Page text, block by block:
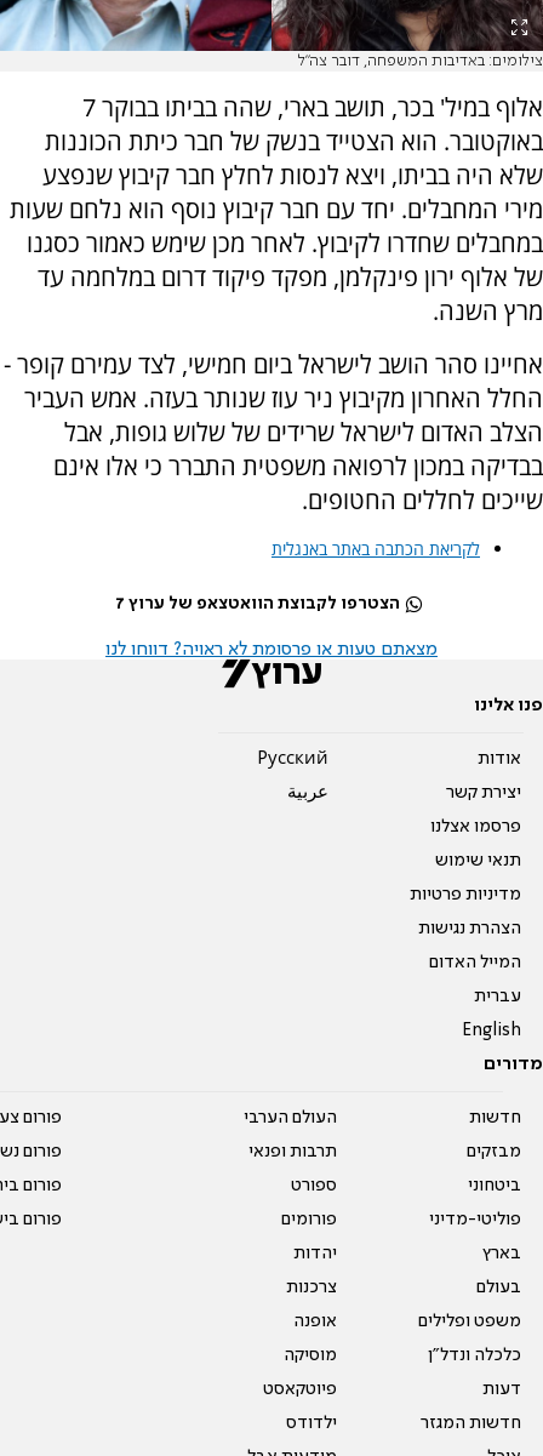
צילומים: באדיבות המשפחה, דובר צה"ל
אלוף במיל' בכר, תושב בארי, שהה בביתו בבוקר 7
באוקטובר. הוא הצטייד בנשק של חבר כיתת הכוננות
שלא היה בביתו, ויצא לנסות לחלץ חבר קיבוץ שנפצע
מירי המחבלים. יחד עם חבר קיבוץ נוסף הוא נלחם שעות
במחבלים שחדרו לקיבוץ. לאחר מכן שימש כאמור כסגנו
של אלוף ירון פינקלמן, מפקד פיקוד דרום במלחמה עד
מרץ השנה.
אחיינו סהר הושב לישראל ביום חמישי, לצד עמירם קופר -
החלל האחרון מקיבוץ ניר עוז שנותר בעזה. אמש העביר
הצלב האדום לישראל שרידים של שלוש גופות, אבל
בבדיקה במכון לרפואה משפטית התברר כי אלו אינם
שייכים לחללים החטופים.
לקריאת הכתבה באתר באנגלית
הצטרפו לקבוצת הוואטצאפ של ערוץ 7
מצאתם טעות או פרסומת לא ראויה? דווחו לנו
פנו אלינו
אודות
יצירת קשר
פרסמו אצלנו
תנאי שימוש
מדיניות פרטיות
הצהרת נגישות
המייל האדום
עברית
English
Pусский
عربية
מדורים
חדשות
מבזקים
ביטחוני
פוליטי-מדיני
בארץ
בעולם
משפט ופלילים
כלכלה ונדל"ן
דעות
חדשות המגזר
העולם הערבי
תרבות ופנאי
ספורט
פורומים
יהדות
צרכנות
אופנה
מוסיקה
פיוטקאסט
ילדודס
פורום
פורום
פורום
פורום